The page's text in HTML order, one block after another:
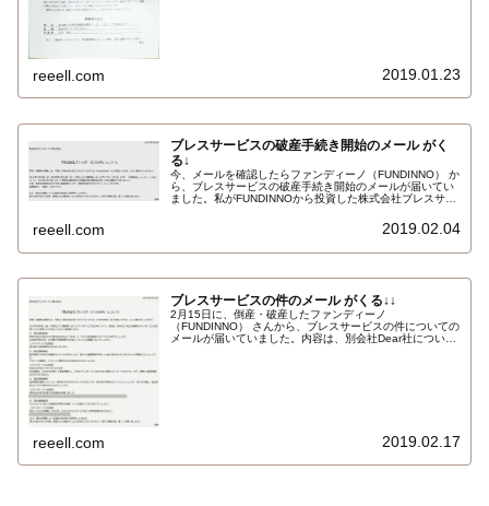
reeell.com 2019.01.23
ブレスサービスの破産手続き開始のメール がく
る↓
今、メールを確認したらファンディーノ（FUNDINNO） か
ら、ブレスサービスの破産手続き開始のメールが届いてい
ました。私がFUNDINNOから投資した株式会社ブレスサー
reeell.com 2019.02.04
ブレスサービスの件のメール がくる↓↓
2月15日に、倒産・破産したファンディーノ
（FUNDINNO） さんから、ブレスサービスの件についての
メールが届いていました。内容は、別会社Dear社について
reeell.com 2019.02.17